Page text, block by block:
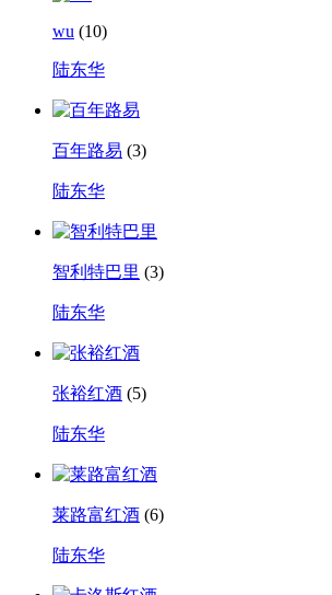
wu (10)
陆东华
百年路易 (3)
陆东华
智利特巴里 (3)
陆东华
张裕红酒 (5)
陆东华
莱路富红酒 (6)
陆东华